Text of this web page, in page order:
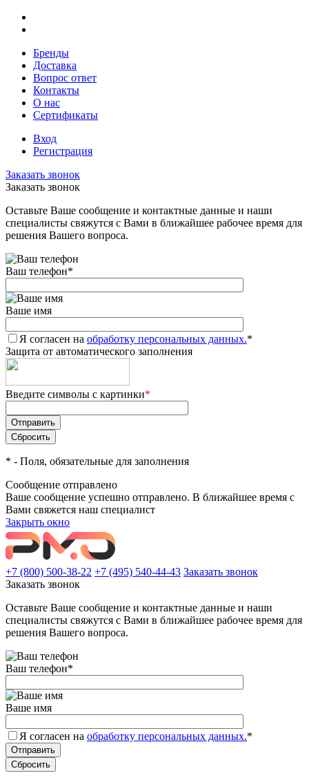
Бренды
Доставка
Вопрос ответ
Контакты
О нас
Сертификаты
Вход
Регистрация
Заказать звонок
Заказать звонок
Оставьте Ваше сообщение и контактные данные и наши
специалисты свяжутся с Вами в ближайшее рабочее время для
решения Вашего вопроса.
Ваш телефон*
Ваше имя
Я согласен на обработку персональных данных.*
Защита от автоматического заполнения
Введите символы с картинки*
* - Поля, обязательные для заполнения
Сообщение отправлено
Ваше сообщение успешно отправлено. В ближайшее время с
Вами свяжется наш специалист
Закрыть окно
+7 (800) 500-38-22 +7 (495) 540-44-43 Заказать звонок
Заказать звонок
Оставьте Ваше сообщение и контактные данные и наши
специалисты свяжутся с Вами в ближайшее рабочее время для
решения Вашего вопроса.
Ваш телефон*
Ваше имя
Я согласен на обработку персональных данных.*